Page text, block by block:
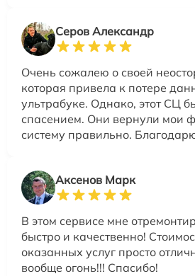
Серов Александр
Очень сожалею о своей
которая привела к потере
ультрабуке. Однако, этот СЦ
спасением. Они вернули мои
систему правильно.
Аксенов Марк
В этом сервисе мне
быстро и качественно!
оказанных услуг просто
вообще огонь!!! Спасибо!